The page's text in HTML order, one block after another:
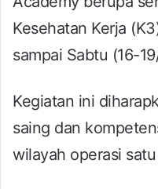
Kesehatan Kerja
sampai Sabtu (16-
Kegiatan ini
saing dan
wilayah operasi